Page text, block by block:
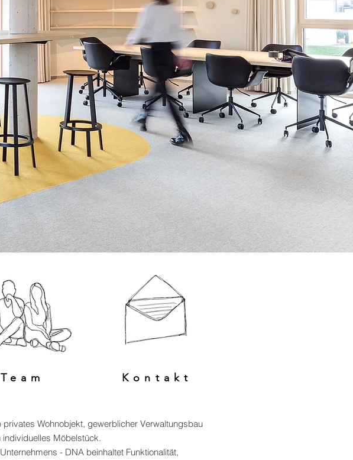
Team Kontakt
privates Wohnobjekt, gewerblicher Verwaltungsbau
individuelles Möbelstück.
- DNA beinhaltet Funktionalität,